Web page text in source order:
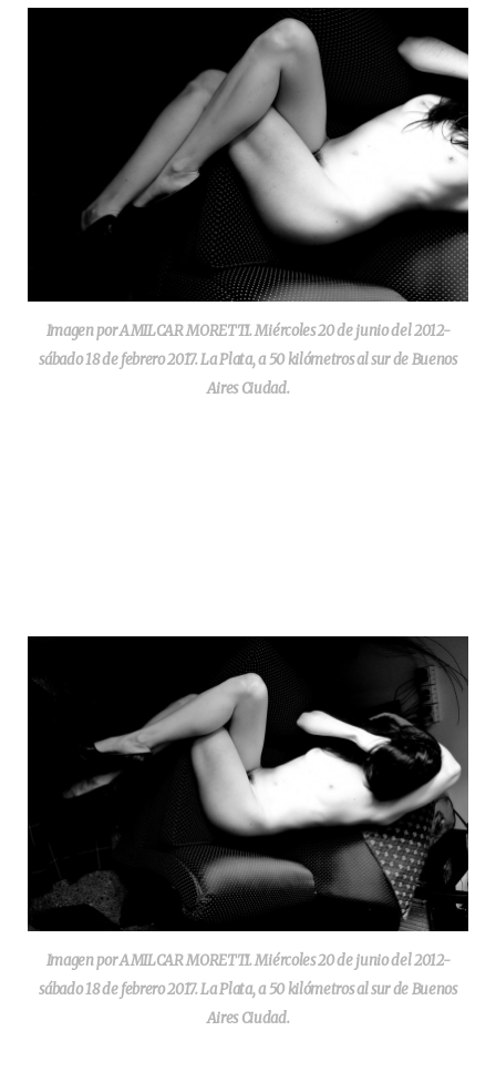
Imagen por AMILCAR MORETTI. Miércoles 20 de junio del 2012-
sábado 18 de febrero 2017. La Plata, a 50 kilómetros al sur de Buenos
Aires Ciudad.
Imagen por AMILCAR MORETTI. Miércoles 20 de junio del 2012-
sábado 18 de febrero 2017. La Plata, a 50 kilómetros al sur de Buenos
Aires Ciudad.